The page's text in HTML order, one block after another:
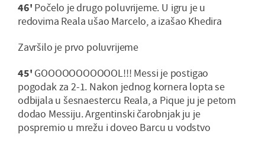
46' Počelo je drugo poluvrijeme. U igru je u
redovima Reala ušao Marcelo, a izašao Khedira
Završilo je prvo poluvrijeme
45' GOOOOOOOOOOOL!!! Messi je postigao
pogodak za 2-1. Nakon jednog kornera lopta se
odbijala u šesnaestercu Reala, a Pique ju je petom
dodao Messiju. Argentinski čarobnjak ju je
pospremio u mrežu i doveo Barcu u vodstvo